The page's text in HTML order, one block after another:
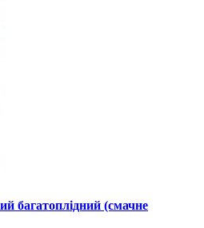
багатоплідний (смачне